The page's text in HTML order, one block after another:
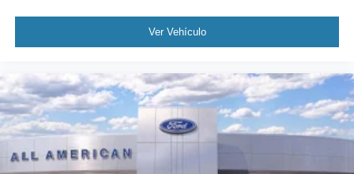
Ver Vehículo